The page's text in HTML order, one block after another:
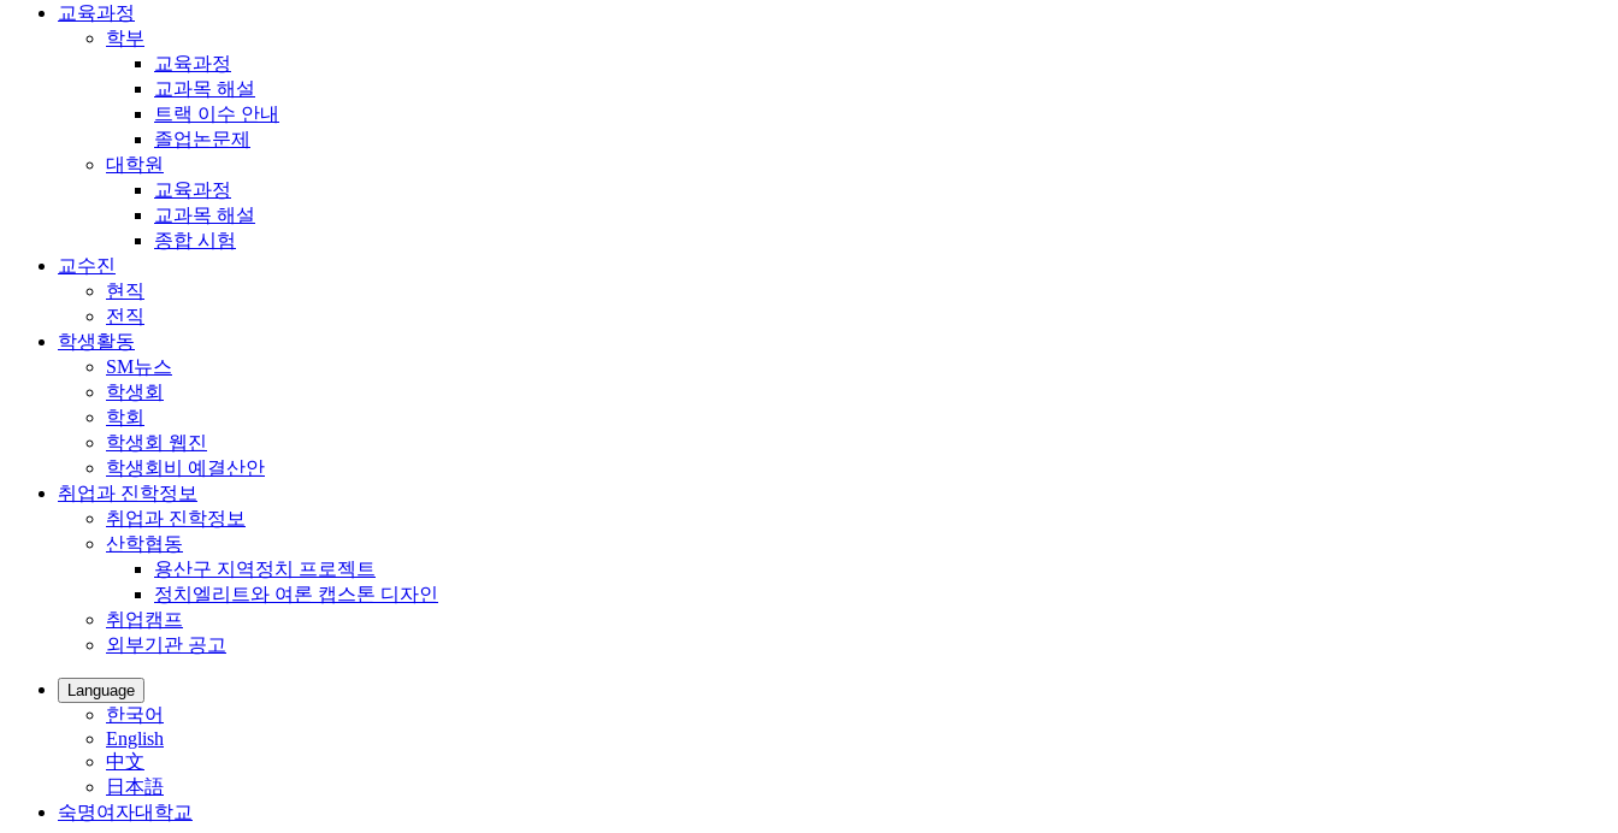
교육과정
학부
교육과정
교과목 해설
트랙 이수 안내
졸업논문제
대학원
교육과정
교과목 해설
종합 시험
교수진
현직
전직
학생활동
SM뉴스
학생회
학회
학생회 웹진
학생회비 예결산안
취업과 진학정보
취업과 진학정보
산학협동
용산구 지역정치 프로젝트
정치엘리트와 여론 캡스톤 디자인
취업캠프
외부기관 공고
Language
한국어
English
中文
日本語
숙명여자대학교